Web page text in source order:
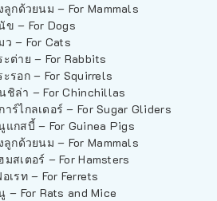
ลูกด้วยนม – For Mammals
ข – For Dogs
– For Cats
ต่าย – For Rabbits
รอก – For Squirrels
ชิล่า – For Chinchillas
ร์ไกลเดอร์ – For Sugar Gliders
แกสบี้ – For Guinea Pigs
ลูกด้วยนม – For Mammals
สเตอร์ – For Hamsters
เรท – For Ferrets
– For Rats and Mice